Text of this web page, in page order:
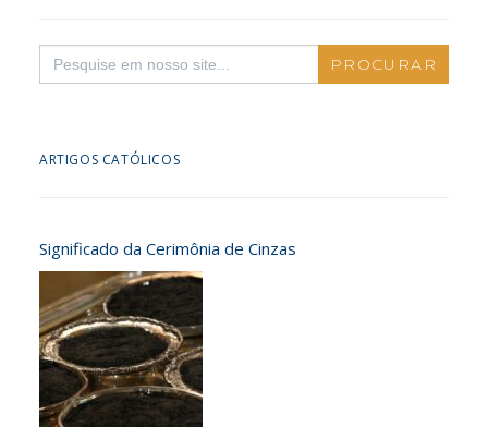
Search
for:
ARTIGOS CATÓLICOS
Significado da Cerimônia de Cinzas